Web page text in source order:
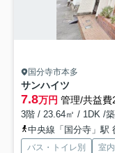
国分寺市本多
サンハイツ
7.8万円 管理/共益費
3階 / 23.64㎡ / 1DK /
中央線「国分寺」駅
バス・トイレ別 室